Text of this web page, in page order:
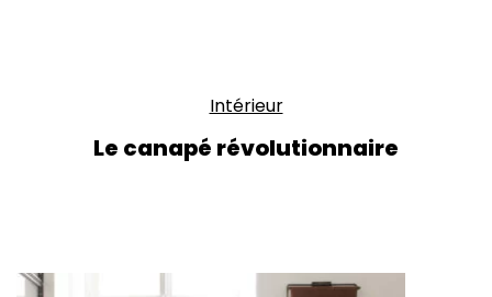
Intérieur
Le canapé révolutionnaire